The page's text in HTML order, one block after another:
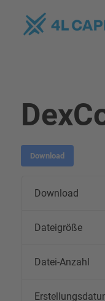
Download
Download
Dateigröße
Datei-Anzahl